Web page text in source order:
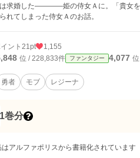
求婚した――――姫の侍女Ａに。「貴女を
れてしまった侍女Ａのお話。
ント 21pt 1,155
位 / 228,833件 ファンタジー 4,077
勇者 モブ レジーナ
1巻分
はアルファポリスから書籍化されています